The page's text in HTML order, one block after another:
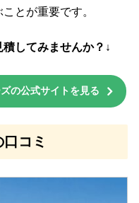
とが重要です。
してみませんか？↓
の公式サイトを見る
コミ